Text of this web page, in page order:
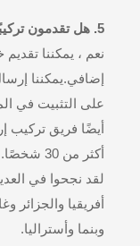
5. هل تقدمون تركيبًا إرشاديًا في الموقع في الخارج؟
نعم ، يمكننا
إضافي.يمكننا
على التثبيت في
أيضًا فريق تركيب
أكثر من 30 شخصًا.
لقد نجحوا في
أفريقيا والجزائر
وبنما وأستراليا.